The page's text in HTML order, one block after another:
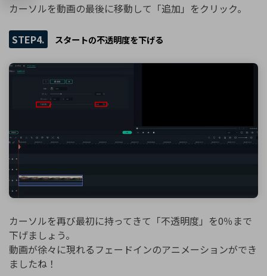
カーソルを動画の最後に移動して「追加」をクリック。
STEP4. スタートの不透明度を下げる
カーソルを再び最初に持ってきて「不透明度」を0％まで
下げましょう。
動画が徐々に現れるフェードインのアニメーションができ
ましたね！